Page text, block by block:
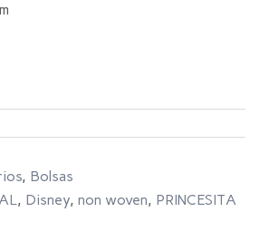
, Bolsas
, Disney, non woven, PRINCESITA